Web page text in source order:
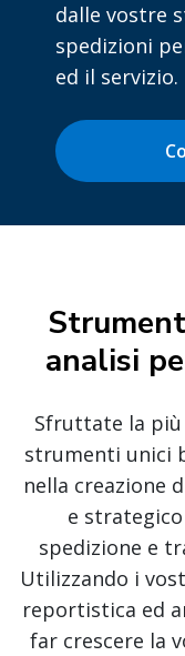
dalle vostre
spedizioni
ed il servizio.
analisi
Sfruttate la
strumenti unici
nella creazione
e
spedizione e
Utilizzando i
reportistica ed
far crescere la